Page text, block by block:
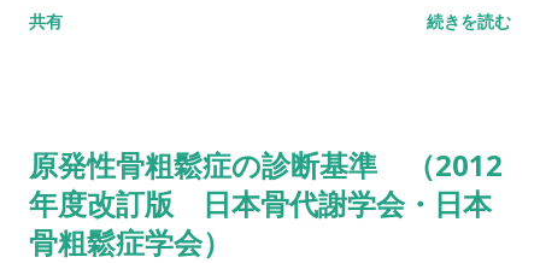
TUG（Timed Up to Go）テスト 方法 肘掛つきの椅子から立
詳しい評価方法はこちら記事を参照して下さい↓ タイムアップ
アンドゴーテスト TUG:Timed Up & Go Test 10m歩行テスト
方法 助走路（各3m）を含めた約16m（直線歩行路）を歩行し、
共有 続きを読む
原発性骨粗鬆症の診断基準 （2012
年度改訂版 日本骨代謝学会・日本
骨粗鬆症学会）